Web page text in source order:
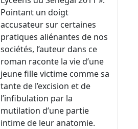
Pointant un doigt
accusateur sur certaines
pratiques aliénantes de nos
sociétés, l’auteur dans ce
roman raconte la vie d’une
jeune fille victime comme sa
tante de l’excision et de
l’infibulation par la
mutilation d’une partie
intime de leur anatomie.